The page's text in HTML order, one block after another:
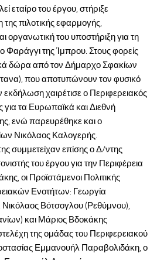
εταίρο του έργου, στήριξε
της πιλοτικής εφαρμογής,
οργανωτική του υποστήριξη για τη
Φαράγγι της Ίμπρου. Στους φορείς
δώρα από τον Δήμαρχο Σφακίων
που αποτυπώνουν τον φυσικό
χαιρέτισε ο Περιφερειακός
τα Ευρωπαϊκά και Διεθνή
ενώ παρευρέθηκε και ο
Νικόλαος Καλογερής.
συμμετείχαν επίσης ο Δ/ντης
του έργου για την Περιφέρεια
οι Προϊστάμενοι Πολιτικής
Ενοτήτων: Γεωργία
Βότσογλου (Ρεθύμνου),
και Μάριος Βδοκάκης
της ομάδας του Περιφερειακού
Εμμανουήλ Παραβολιδάκη, ο